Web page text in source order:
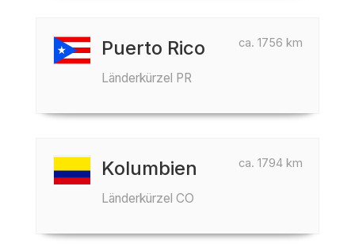
ca. 1756 km
Puerto Rico
Länderkürzel PR
ca. 1794 km
Kolumbien
Länderkürzel CO